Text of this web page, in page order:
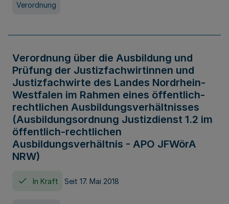
Verordnung
Verordnung über die Ausbildung und
Prüfung der Justizfachwirtinnen und
Justizfachwirte des Landes Nordrhein-
Westfalen im Rahmen eines öffentlich-
rechtlichen Ausbildungsverhältnisses
(Ausbildungsordnung Justizdienst 1.2 im
öffentlich-rechtlichen
Ausbildungsverhältnis - APO JFWörA
NRW)
In Kraft Seit 17. Mai 2018